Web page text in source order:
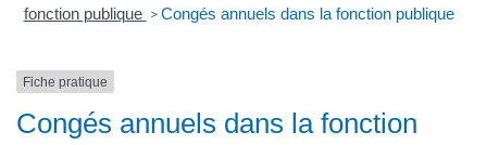
fonction publique > Congés annuels dans la fonction publique
Fiche pratique
Congés annuels dans la fonction